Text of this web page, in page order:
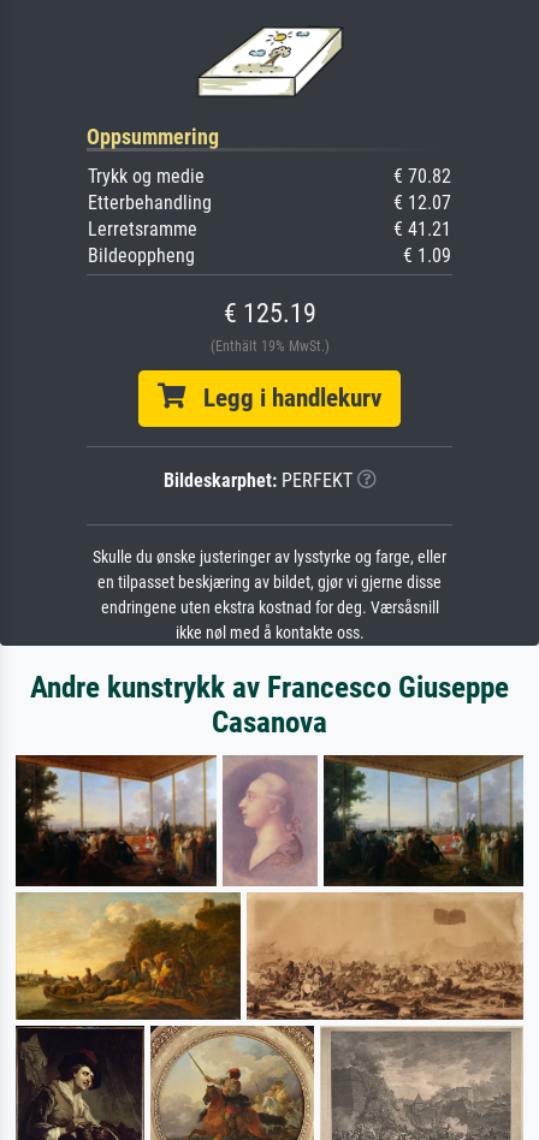
Oppsummering
Trykk og medie
€ 70.82
Etterbehandling
€ 12.07
Lerretsramme
€ 41.21
Bildeoppheng
€ 1.09
€ 125.19
(Enthält 19% MwSt.)
Legg i handlekurv
Bildeskarphet:PERFEKT
Skulle du ønske justeringer av lysstyrke og farge, eller
en tilpasset beskjæring av bildet, gjør vi gjerne disse
endringene uten ekstra kostnad for deg. Værsåsnill
ikke nøl med å kontakte oss.
Andre kunstrykk av Francesco Giuseppe
Casanova